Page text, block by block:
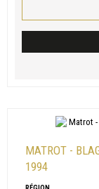
MATROT -
1994